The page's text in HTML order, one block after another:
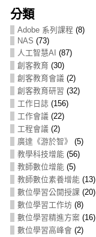
分類
Adobe 系列課程 (8)
NAS (73)
人工智慧AI (87)
創客教育 (30)
創客教育會議 (2)
創客教育研習 (32)
工作日誌 (156)
工作會議 (22)
工程會議 (2)
廣達《游於智》
(5)
教學科技增能(56)
教師數位增能(5)
教師數位素養增能(13)
數位學習公開授課 (20)
數位學習工作坊(8)
數位學習精進方案 (16)
數位學習高峰會 (2)